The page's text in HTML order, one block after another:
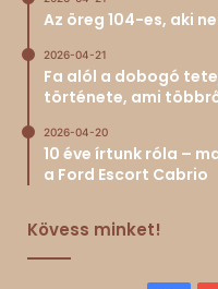
Az öreg 104-es, aki
2026-04-21
Fa alól a dobogó
története, ami
2026-04-20
10 éve írtunk róla –
a Ford Escort Cabrio
Kövess minket!